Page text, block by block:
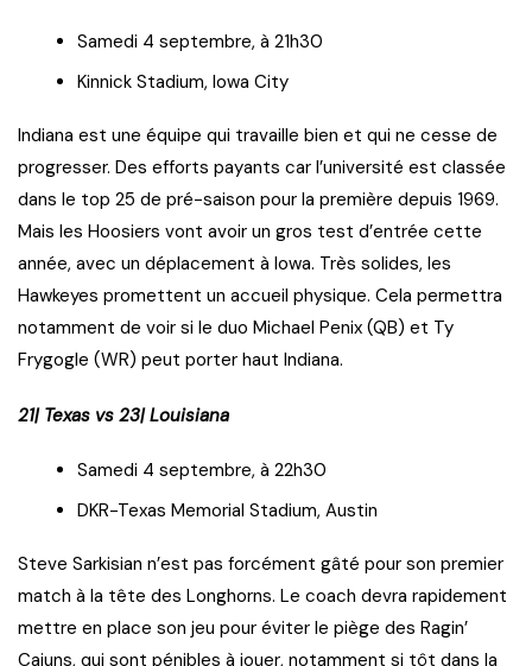
Samedi 4 septembre, à 21h30
Kinnick Stadium, Iowa City
Indiana est une équipe qui travaille bien et qui ne cesse de
progresser. Des efforts payants car l’université est classée
dans le top 25 de pré-saison pour la première depuis 1969.
Mais les Hoosiers vont avoir un gros test d’entrée cette
année, avec un déplacement à Iowa. Très solides, les
Hawkeyes promettent un accueil physique. Cela permettra
notamment de voir si le duo Michael Penix (QB) et Ty
Frygogle (WR) peut porter haut Indiana.
21| Texas vs 23| Louisiana
Samedi 4 septembre, à 22h30
DKR-Texas Memorial Stadium, Austin
Steve Sarkisian n’est pas forcément gâté pour son premier
match à la tête des Longhorns. Le coach devra rapidement
mettre en place son jeu pour éviter le piège des Ragin’
Cajuns, qui sont pénibles à jouer, notamment si tôt dans la